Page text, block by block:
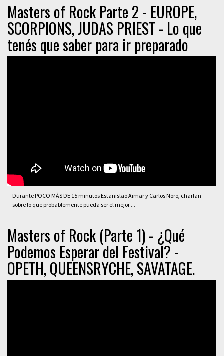
Masters of Rock Parte 2 - EUROPE,
SCORPIONS, JUDAS PRIEST - Lo que
tenés que saber para ir preparado
Durante POCO MÁS DE 15 minutos Estanislao Aimar y Carlos Noro, charlan
sobre lo que probablemente pueda ser el mejor ...
Masters of Rock (Parte 1) - ¿Qué
Podemos Esperar del Festival? -
OPETH, QUEENSRYCHE, SAVATAGE.